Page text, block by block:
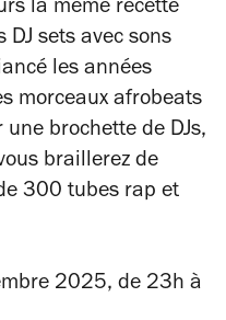
la même recette
DJ sets avec sons
les années
morceaux afrobeats
brochette de DJs,
braillerez de
300 tubes rap et
2025, de 23h à